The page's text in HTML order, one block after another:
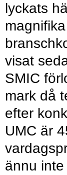
lyckats
visat
SMIC
mark då
efter
UMC är
ännu